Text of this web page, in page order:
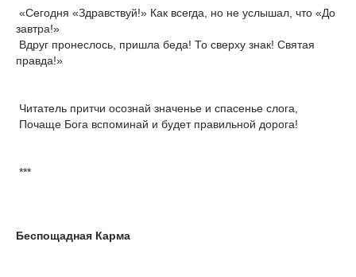
«Сегодня «Здравствуй!» Как всегда, но не услышал, что «До
завтра!»
Вдруг пронеслось, пришла беда! То сверху знак! Святая
правда!»
Читатель притчи осознай значенье и спасенье слога,
Почаще Бога вспоминай и будет правильной дорога!
***
Беспощадная Карма